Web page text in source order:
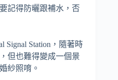
記得防曬跟補水，否
Signal Station，隨著時
但也難得變成一個景
紗照唷。